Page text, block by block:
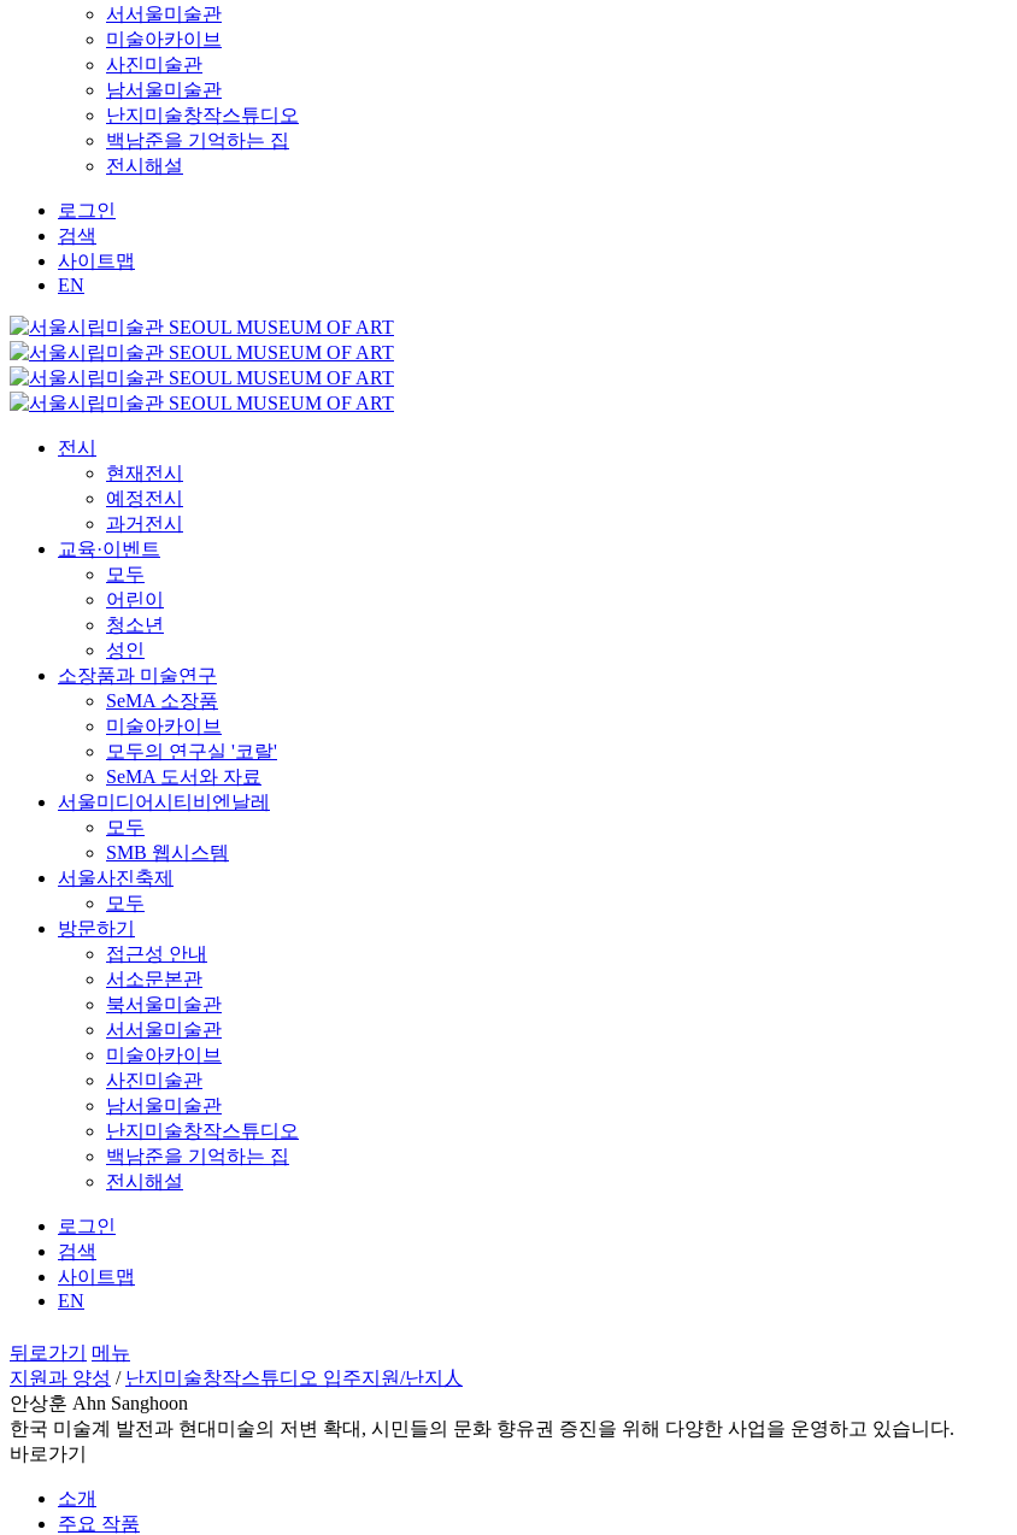
서서울미술관
미술아카이브
사진미술관
남서울미술관
난지미술창작스튜디오
백남준을 기억하는 집
전시해설
로그인
검색
사이트맵
EN
전시
현재전시
예정전시
과거전시
교육·이벤트
모두
어린이
청소년
성인
소장품과 미술연구
SeMA 소장품
미술아카이브
모두의 연구실 '코랄'
SeMA 도서와 자료
서울미디어시티비엔날레
모두
SMB 웹시스템
서울사진축제
모두
방문하기
접근성 안내
서소문본관
북서울미술관
서서울미술관
미술아카이브
사진미술관
남서울미술관
난지미술창작스튜디오
백남준을 기억하는 집
전시해설
로그인
검색
사이트맵
EN
뒤로가기
메뉴
지원과 양성 / 난지미술창작스튜디오 입주지원/난지人
안상훈 Ahn Sanghoon
한국 미술계 발전과 현대미술의 저변 확대, 시민들의 문화 향유권 증진을 위해 다양한 사업을 운영하고 있습니다.
바로가기
소개
주요 작품